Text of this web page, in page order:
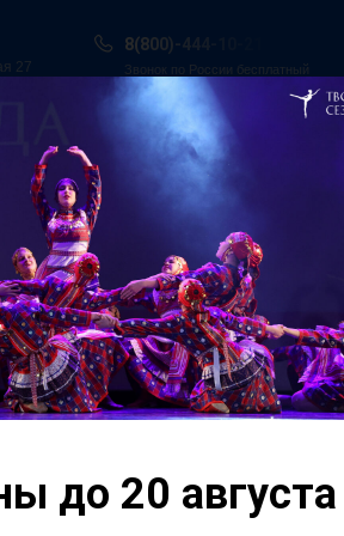
Звонок по России бесплатный
27
8(800)-444-10-21
Итоги конкурсов
танцевальная Олимпиада
до 20 августа